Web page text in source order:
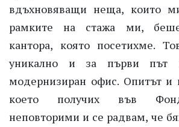
вдъхновяващи неща, които
рамките на стажа ми, беше
кантора, която посетихме.
уникално и за първи път
модернизиран офис. Опитът и
което получих във
неповторими и се радвам, че